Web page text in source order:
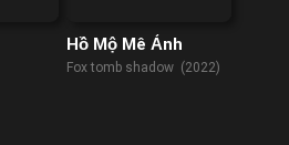
Hồ Mộ Mê Ảnh
Fox tomb shadow (2022)